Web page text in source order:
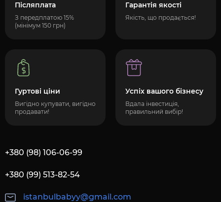
Післяплата
З передплатою 15%
(мінімум 150 грн)
Гарантія якості
Якість, що продається!
Гуртові ціни
Вигідно купувати, вигідно
продавати!
Успіх вашого бізнесу
Вдала інвестиція,
правильний вибір!
+380 (98) 106-06-99
+380 (99) 513-82-54
istanbulbabyy@gmail.com